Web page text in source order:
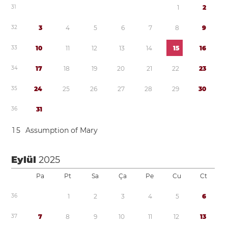
31 1 2
32 3 4 5 6 7 8 9
33 10 11 12 13 14 15 16
34 17 18 19 20 21 22 23
35 24 25 26 27 28 29 30
36 31
1 5 Assumption of Mary
Eylül2025
Pa Pt Sa Ça Pe Cu Ct
36 1 2 3 4 5 6
37 7 8 9 10 11 12 13